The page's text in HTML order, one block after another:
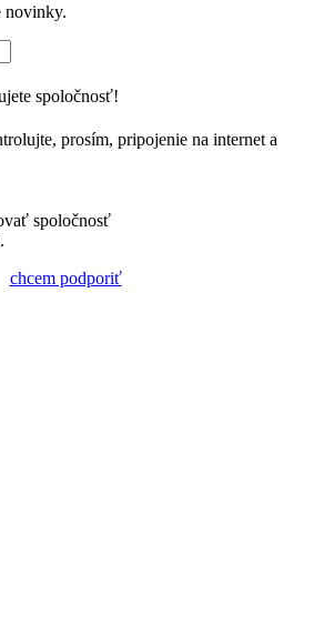
novinky.
spoločnosť!
prosím, pripojenie na internet a
spoločnosť
chcem podporiť